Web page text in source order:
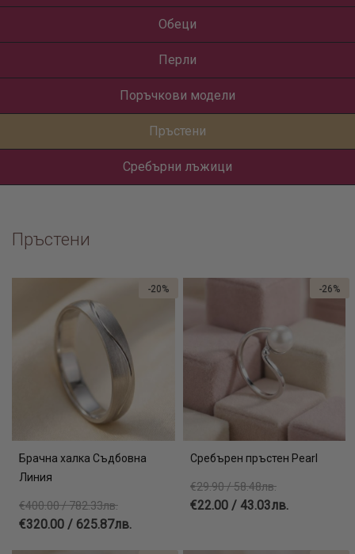
Обеци
Перли
Поръчкови модели
Пръстени
Сребърни лъжици
Пръстени
Брачна халка Съдбовна
Линия
€400.00 / 782.33лв.
€320.00 / 625.87лв.
-20%
Сребърен пръстен Pearl
€29.90 / 58.48лв.
€22.00 / 43.03лв.
-26%